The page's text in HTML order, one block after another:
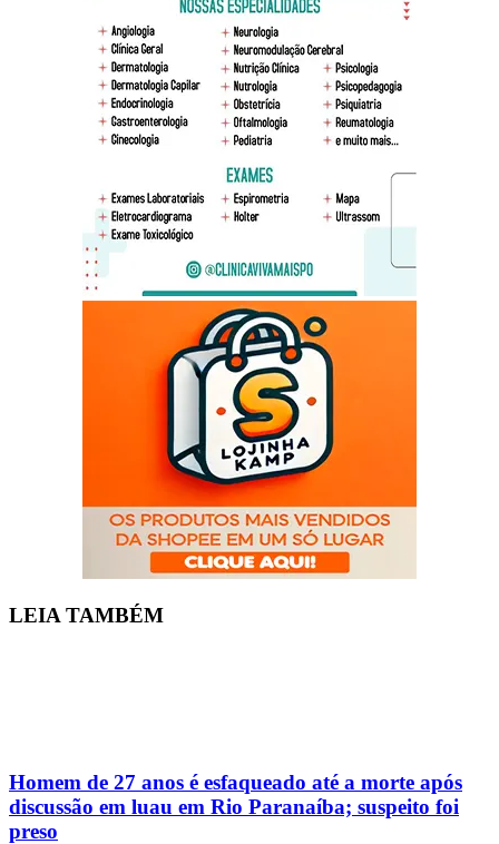
LEIATAMBÉM
Homem de 27 anos é esfaqueado até a morte após
discussão em luau em Rio Paranaíba; suspeito foi
preso